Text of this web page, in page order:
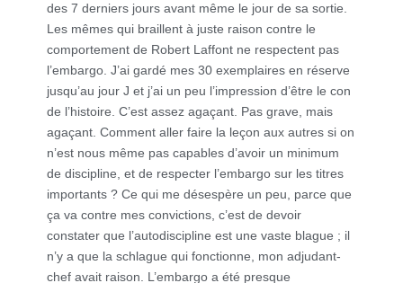
des 7 derniers jours avant même le jour de sa sortie.
Les mêmes qui braillent à juste raison contre le
comportement de Robert Laffont ne respectent pas
l’embargo. J’ai gardé mes 30 exemplaires en réserve
jusqu’au jour J et j’ai un peu l’impression d’être le con
de l’histoire. C’est assez agaçant. Pas grave, mais
agaçant. Comment aller faire la leçon aux autres si on
n’est nous même pas capables d’avoir un minimum
de discipline, et de respecter l’embargo sur les titres
importants ? Ce qui me désespère un peu, parce que
ça va contre mes convictions, c’est de devoir
constater que l’autodiscipline est une vaste blague ; il
n’y a que la schlague qui fonctionne, mon adjudant-
chef avait raison. L’embargo a été presque